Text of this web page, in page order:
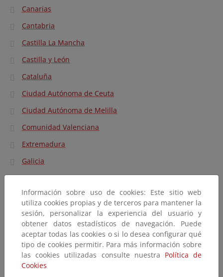
Canarias
Cantabria
Castilla La Mancha
Castilla y León
Cataluña
Ciudad Autónoma de Ceuta
Ciudad Autónoma de Melilla
Comunidad Valenciana
Extremadura
Galicia
Islas Baleares
La Rioja
Madrid
Navarra
País Vasco
Principado de Asturias
Información sobre uso de cookies: Este sitio web
utiliza cookies propias y de terceros para mantener la
sesión, personalizar la experiencia del usuario y
obtener datos estadísticos de navegación. Puede
aceptar todas las cookies o si lo desea configurar qué
tipo de cookies permitir. Para más información sobre
las cookies utilizadas consulte nuestra Política de
Cookies